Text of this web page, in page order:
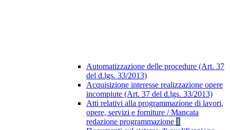
Automatizzazione delle procedure (Art. 37
del d.lgs. 33/2013)
Acquisizione interesse realizzazione opere
incompiute (Art. 37 del d.lgs. 33/2013)
Atti relativi alla programmazione di lavori,
opere, servizi e forniture / Mancata
redazione programmazione 1